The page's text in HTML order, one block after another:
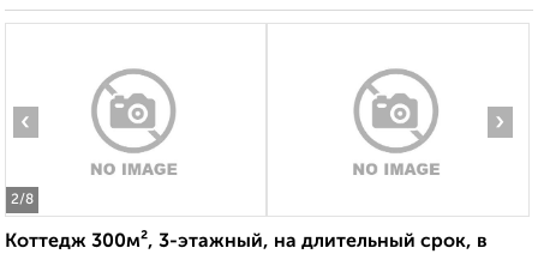
2/8
‹ ›
Коттедж 300м², 3-этажный, на длительный срок, в